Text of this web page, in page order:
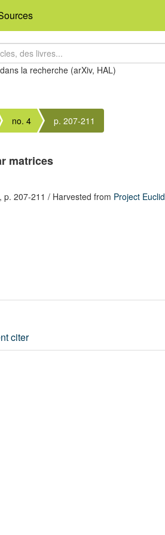
la recherche (arXiv, HAL)
no. 4 p. 207-211
matrices
p. 207-211 / Harvested from Project Euclid
citer